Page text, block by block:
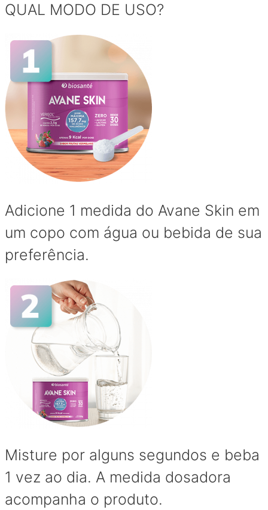
QUAL MODO DE USO?
Adicione 1 medida do Avane Skin em
um copo com água ou bebida de sua
preferência.
Misture por alguns segundos e beba
1 vez ao dia. A medida dosadora
acompanha o produto.